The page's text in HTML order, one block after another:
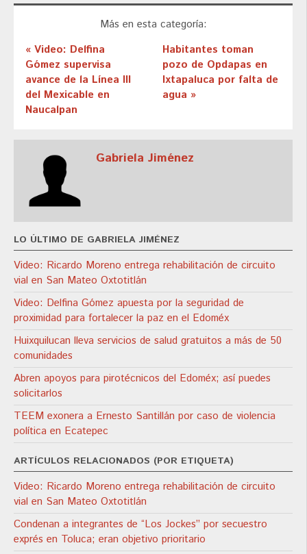
Más en esta categoría:
« Video: Delfina
Gómez supervisa
avance de la Línea III
del Mexicable en
Naucalpan
Habitantes toman
pozo de Opdapas en
Ixtapaluca por falta de
agua »
Gabriela Jiménez
LO ÚLTIMO DE GABRIELA JIMÉNEZ
Video: Ricardo Moreno entrega rehabilitación de circuito
vial en San Mateo Oxtotitlán
Video: Delfina Gómez apuesta por la seguridad de
proximidad para fortalecer la paz en el Edoméx
Huixquilucan lleva servicios de salud gratuitos a más de 50
comunidades
Abren apoyos para pirotécnicos del Edoméx; así puedes
solicitarlos
TEEM exonera a Ernesto Santillán por caso de violencia
política en Ecatepec
ARTÍCULOS RELACIONADOS (POR ETIQUETA)
Video: Ricardo Moreno entrega rehabilitación de circuito
vial en San Mateo Oxtotitlán
Condenan a integrantes de “Los Jockes” por secuestro
exprés en Toluca; eran objetivo prioritario